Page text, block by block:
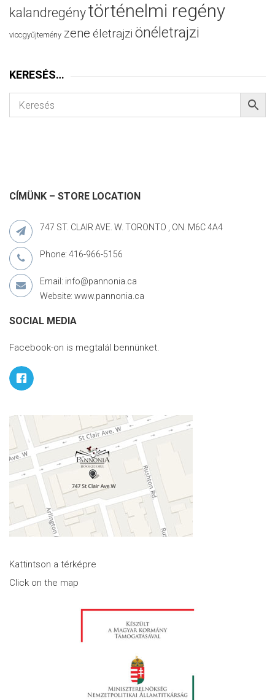
kalandregénytörténelmi regény
viccgyűjtemény zene életrajzi önéletrajzi
KERESÉS…
CÍMÜNK – STORE LOCATION
747 ST. CLAIR AVE. W. TORONTO , ON. M6C 4A4
Phone: 416-966-5156
Email: info@pannonia.ca
Website: www.pannonia.ca
SOCIAL MEDIA
Facebook-on is megtalál bennünket.
Kattintson a térképre
Click on the map